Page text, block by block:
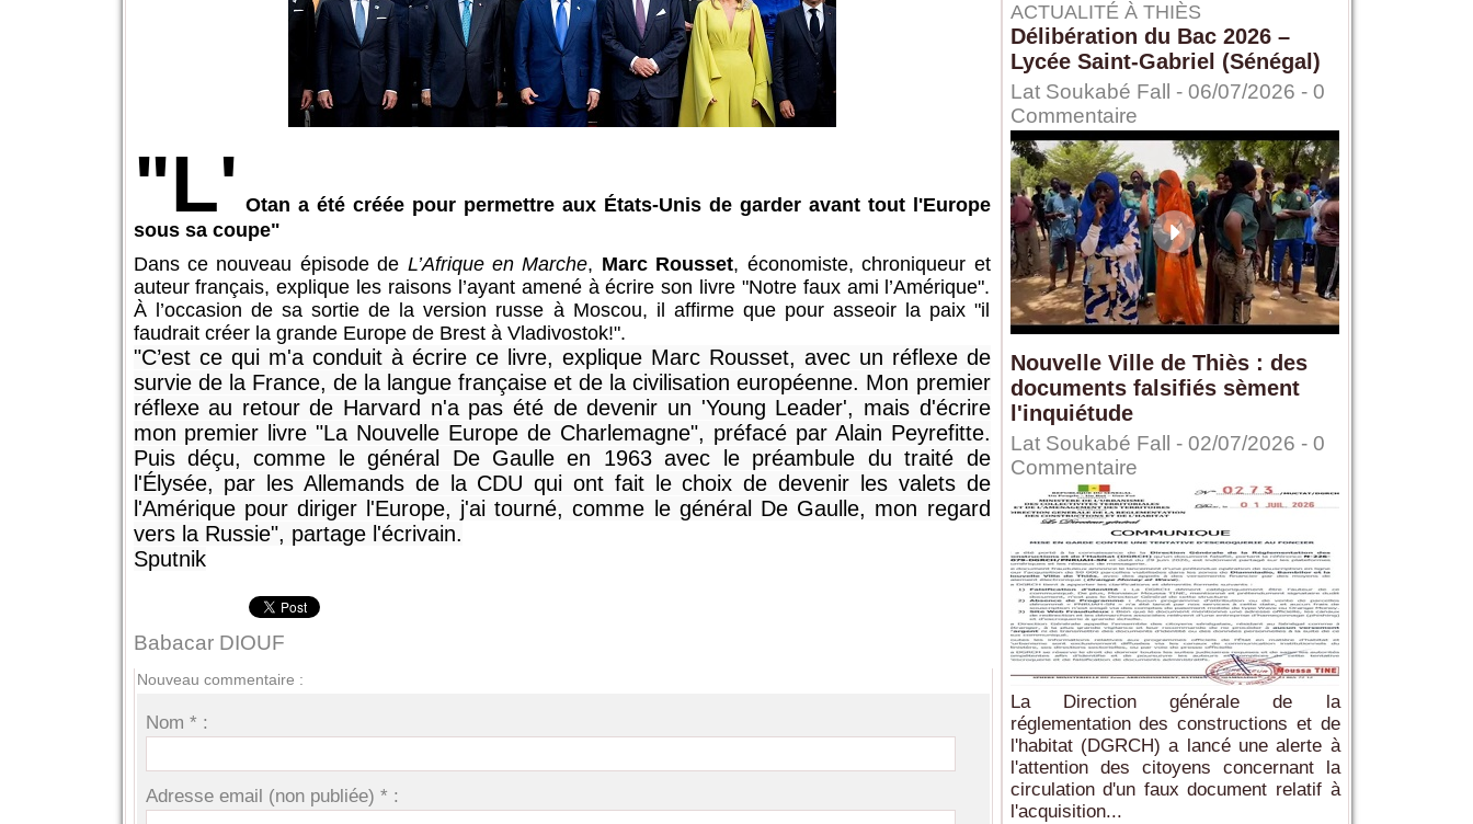
"L' Otan a été créée pour permettre aux États-Unis de garder avant tout l'Europe
sous sa coupe"
Dans ce nouveau épisode de L’Afrique en Marche, Marc Rousset, économiste, chroniqueur et
auteur français, explique les raisons l’ayant amené à écrire son livre "Notre faux ami l’Amérique".
À l’occasion de sa sortie de la version russe à Moscou, il affirme que pour asseoir la paix "il
faudrait créer la grande Europe de Brest à Vladivostok!".
"C’est ce qui m'a conduit à écrire ce livre, explique Marc Rousset, avec un réflexe de
survie de la France, de la langue française et de la civilisation européenne. Mon premier
réflexe au retour de Harvard n'a pas été de devenir un 'Young Leader', mais d'écrire
mon premier livre "La Nouvelle Europe de Charlemagne", préfacé par Alain Peyrefitte.
Puis déçu, comme le général De Gaulle en 1963 avec le préambule du traité de
l'Élysée, par les Allemands de la CDU qui ont fait le choix de devenir les valets de
l'Amérique pour diriger l'Europe, j'ai tourné, comme le général De Gaulle, mon regard
vers la Russie", partage l'écrivain.
Sputnik
Babacar DIOUF
Nouveau commentaire :
Nom * :
Adresse email (non publiée) * :
ACTUALITÉ À THIÈS
Délibération du Bac 2026 –
Lycée Saint-Gabriel (Sénégal)
Lat Soukabé Fall - 06/07/2026 - 0
Commentaire
Nouvelle Ville de Thiès : des
documents falsifiés sèment
l'inquiétude
Lat Soukabé Fall - 02/07/2026 - 0
Commentaire
La Direction générale de la
réglementation des constructions et de
l'habitat (DGRCH) a lancé une alerte à
l'attention des citoyens concernant la
circulation d'un faux document relatif à
l'acquisition...